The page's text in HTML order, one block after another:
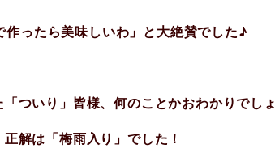
作ったら美味しいわ」と大絶賛でした♪
ついり」皆様、何のことかおわかりでし
正解は「梅雨入り」でした！